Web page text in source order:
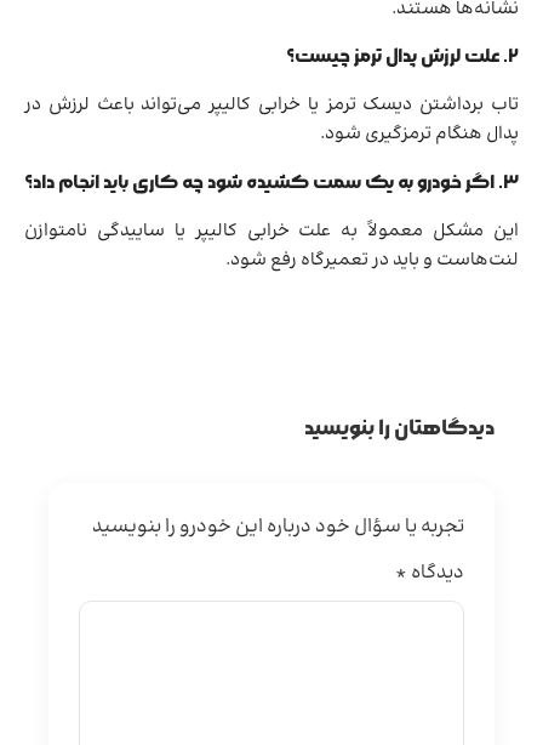
نشانه‌ها هستند.
۲. علت لرزش پدال ترمز چیست؟
تاب برداشتن دیسک ترمز یا خرابی کالیپر می‌تواند باعث لرزش در
پدال هنگام ترمزگیری شود.
۳. اگر خودرو به یک سمت کشیده شود چه کاری باید انجام داد؟
این مشکل معمولاً به علت خرابی کالیپر یا ساییدگی نامتوازن
لنت‌هاست و باید در تعمیرگاه رفع شود.
دیدگاهتان را بنویسید
تجربه یا سؤال خود درباره این خودرو را بنویسید
دیدگاه *